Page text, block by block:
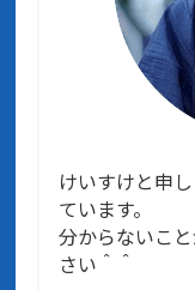
けいすけと申
ています。
分からないこ
さい＾＾